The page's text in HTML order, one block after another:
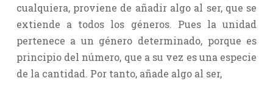
cualquiera, proviene de añadir algo al ser, que se
extiende a todos los géneros. Pues la unidad
pertenece a un género determinado, porque es
principio del número, que a su vez es una especie
de la cantidad. Por tanto, añade algo al ser,